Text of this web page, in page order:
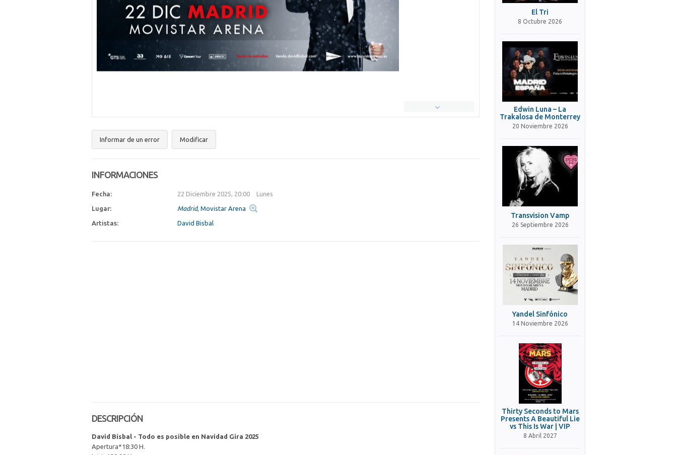
Informar de un error Modificar
INFORMACIONES
Fecha: 22 Diciembre 2025, 20:00 Lunes
Lugar: Madrid, Movistar Arena
Artistas: David Bisbal
DESCRIPCIÓN
David Bisbal - Todo es posible en Navidad Gira 2025
Apertura*18:30 H.
El Tri
8 Octubre 2026
Edwin Luna – La
Trakalosa de Monterrey
20 Noviembre 2026
Transvision Vamp
26 Septiembre 2026
Yandel Sinfónico
14 Noviembre 2026
Thirty Seconds to Mars
Presents A Beautiful Lie
vs This Is War | VIP
8 Abril 2027